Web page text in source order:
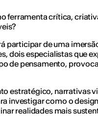
ferramenta crítica,
participar de uma
dois especialistas que
de pensamento,
estratégico, narrativas
investigar como o
realidades mais